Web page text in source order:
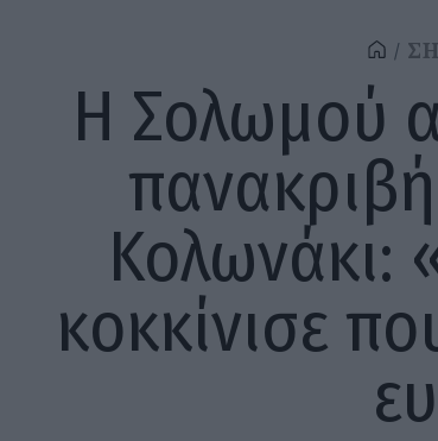
Η Σολωμού
Κολωνάκι:
κοκκίνισε